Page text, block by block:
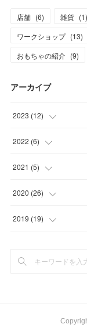
店舗 (6) 雑貨 (1)
ワークショップ (13)
おもちゃの紹介 (9)
アーカイブ
2023 (12)
( )
( )
(6
(2
2022 (6)
( )
(1
(2
2021 (5)
(2
(1
(1
2020 (26)
(2
(
2019 (19)
(